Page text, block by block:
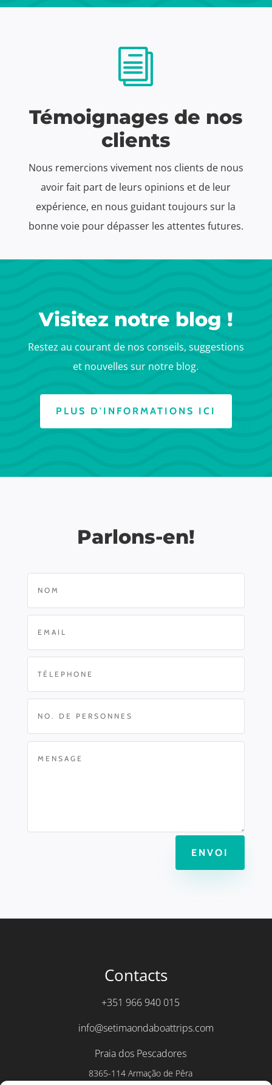
i
Témoignages de nos
clients
Nous remercions vivement nos clients de nous
avoir fait part de leurs opinions et de leur
expérience, en nous guidant toujours sur la
bonne voie pour dépasser les attentes futures.
Visitez notre blog !
Restez au courant de nos conseils, suggestions
et nouvelles sur notre blog.
PLUS D'INFORMATIONS ICI
Parlons-en!
ENVOI
Contacts
+351 966 940 015
info@setimaondaboattrips.com
Praia dos Pescadores
8365-114 Armação de Pêra